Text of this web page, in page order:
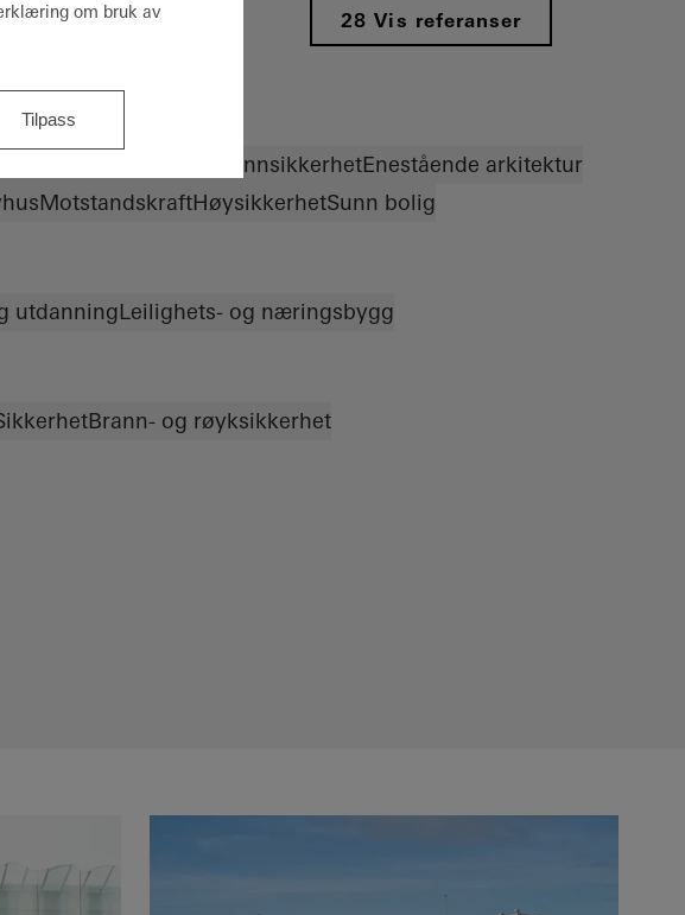
28 Vis referanser
BrannsikkerhetEnestående arkitektur
MotstandskraftHøysikkerhetSunn bolig
utdanningLeilighets- og næringsbygg
Brann- og røyksikkerhet
om bruk av
Tilpass